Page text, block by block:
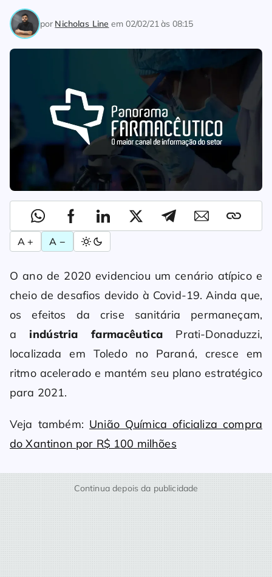
por Nicholas Line em 02/02/21 às 08:15
A + A −
O ano de 2020 evidenciou um cenário atípico e
cheio de desafios devido à Covid-19. Ainda que,
os efeitos da crise sanitária permaneçam,
a indústria farmacêutica Prati-Donaduzzi,
localizada em Toledo no Paraná, cresce em
ritmo acelerado e mantém seu plano estratégico
para 2021.
Veja também: União Química oficializa compra
do Xantinon por R$ 100 milhões
Continua depois da publicidade